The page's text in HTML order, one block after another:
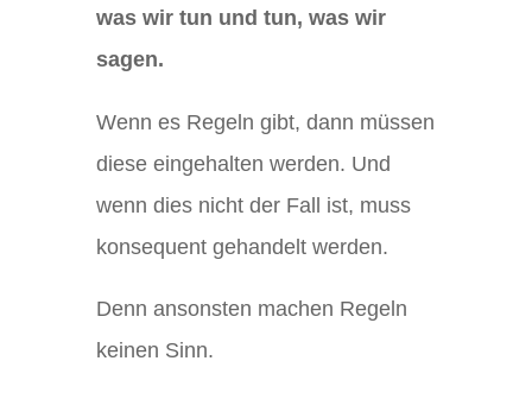
was wir tun und tun, was wir
sagen.
Wenn es Regeln gibt, dann müssen
diese eingehalten werden. Und
wenn dies nicht der Fall ist, muss
konsequent gehandelt werden.
Denn ansonsten machen Regeln
keinen Sinn.